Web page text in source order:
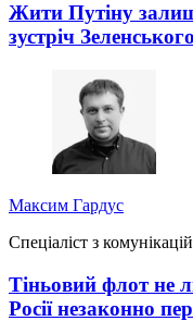
Жити Путіну
зустріч
Максим Гардус
Спеціаліст з
Тіньовий флот не
Росії незаконно